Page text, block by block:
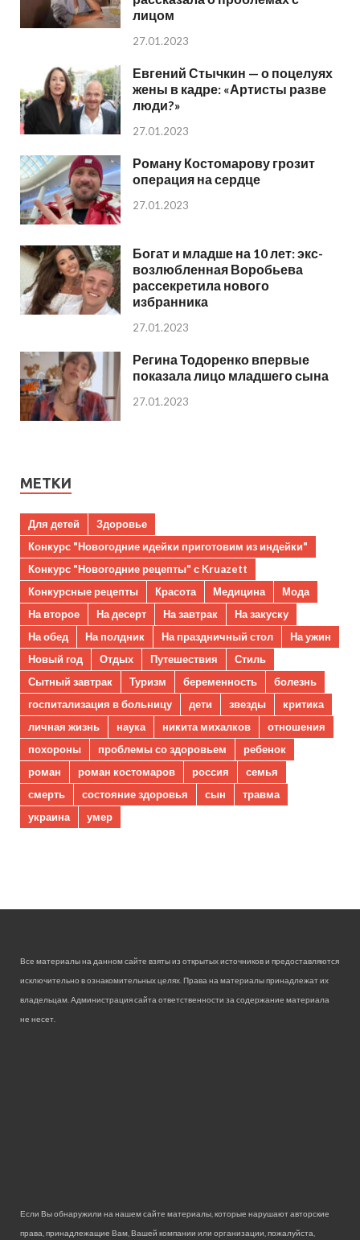
лицом
27.01.2023
Евгений Стычкин — о поцелуях
жены в кадре: «Артисты разве
люди?»
27.01.2023
Роману Костомарову грозит
операция на сердце
27.01.2023
Богат и младше на 10 лет: экс-
возлюбленная Воробьева
рассекретила нового
избранника
27.01.2023
Регина Тодоренко впервые
показала лицо младшего сына
27.01.2023
МЕТКИ
Для детей
Здоровье
Конкурс "Новогодние идейки приготовим из индейки"
Конкурс "Новогодние рецепты" с Kruazett
Конкурсные рецепты
Красота Медицина
Мода
На второе
На десерт На завтрак
На закуску
На обед
На полдник На праздничный стол
На ужин
Новый год
Отдых Путешествия
Стиль
Сытный завтрак
Туризм беременность
болезнь
госпитализация в больницу
дети звезды
критика
личная жизнь
наука никита михалков
отношения
похороны
проблемы со здоровьем
ребенок
роман
роман костомаров россия
семья
смерть
состояние здоровья сын
травма
украина
умер
Все материалы на данном сайте взяты из открытых источников и предоставляются
исключительно в ознакомительных целях. Права на материалы принадлежат их
владельцам. Администрация сайта ответственности за содержание материала
не несет.
Если Вы обнаружили на нашем сайте материалы, которые нарушают авторские
права, принадлежащие Вам, Вашей компании или организации, пожалуйста,